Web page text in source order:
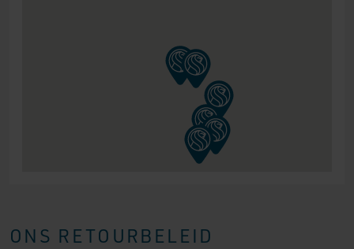
ONS RETOURBELEID